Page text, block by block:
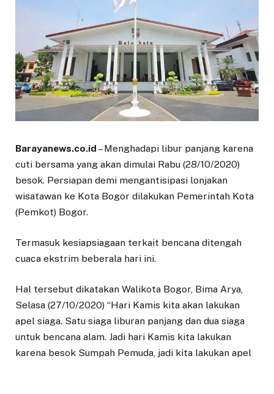
Barayanews.co.id – Menghadapi libur panjang karena
cuti bersama yang akan dimulai Rabu (28/10/2020)
besok. Persiapan demi mengantisipasi lonjakan
wisatawan ke Kota Bogor dilakukan Pemerintah Kota
(Pemkot) Bogor.
Termasuk kesiapsiagaan terkait bencana ditengah
cuaca ekstrim beberala hari ini.
Hal tersebut dikatakan Walikota Bogor, Bima Arya,
Selasa (27/10/2020) “Hari Kamis kita akan lakukan
apel siaga. Satu siaga liburan panjang dan dua siaga
untuk bencana alam. Jadi hari Kamis kita lakukan
karena besok Sumpah Pemuda, jadi kita lakukan apel